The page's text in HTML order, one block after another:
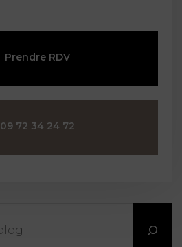
Prendre RDV
09 72 34 24 72